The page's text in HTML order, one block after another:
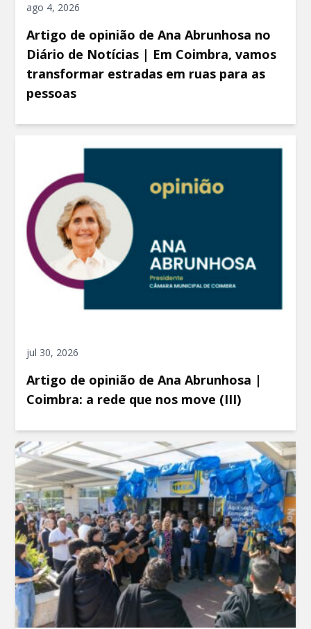
ago 4, 2026
Artigo de opinião de Ana Abrunhosa no
Diário de Notícias | Em Coimbra, vamos
transformar estradas em ruas para as
pessoas
jul 30, 2026
Artigo de opinião de Ana Abrunhosa |
Coimbra: a rede que nos move (III)